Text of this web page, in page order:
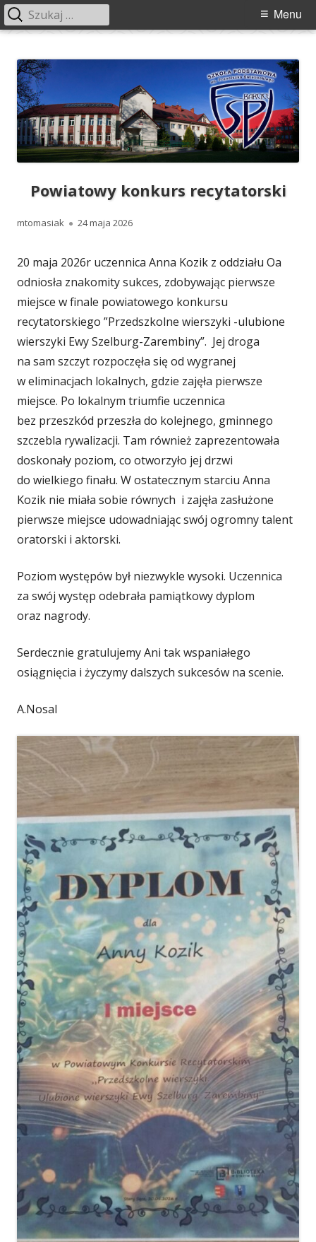
treści
Świebockiego w Barcicach
Menu
Menu
Szukaj:
Powiatowy konkurs recytatorski
Autor
mtomasiak Opublikowano
24 maja 2026
20 maja 2026r uczennica Anna Kozik z oddziału Oa
odniosła znakomity sukces, zdobywając pierwsze
miejsce w finale powiatowego konkursu
recytatorskiego ”Przedszkolne wierszyki -ulubione
wierszyki Ewy Szelburg-Zarembiny”. Jej droga
na sam szczyt rozpoczęła się od wygranej
w eliminacjach lokalnych, gdzie zajęła pierwsze
miejsce. Po lokalnym triumfie uczennica
bez przeszkód przeszła do kolejnego, gminnego
szczebla rywalizacji. Tam również zaprezentowała
doskonały poziom, co otworzyło jej drzwi
do wielkiego finału. W ostatecznym starciu Anna
Kozik nie miała sobie równych i zajęła zasłużone
pierwsze miejsce udowadniając swój ogromny talent
oratorski i aktorski.
Poziom występów był niezwykle wysoki. Uczennica
za swój występ odebrała pamiątkowy dyplom
oraz nagrody.
Serdecznie gratulujemy Ani tak wspaniałego
osiągnięcia i życzymy dalszych sukcesów na scenie.
A.Nosal